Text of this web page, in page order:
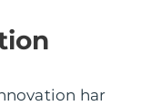
har